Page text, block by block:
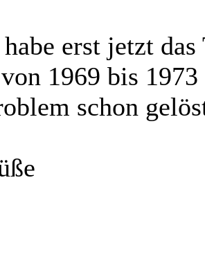
erst jetzt das
1969 bis
schon